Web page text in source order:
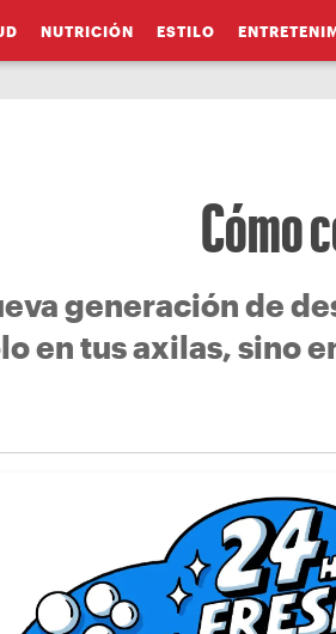
NUTRICIÓN ESTILO
Cómo
generación de
en tus axilas, sino